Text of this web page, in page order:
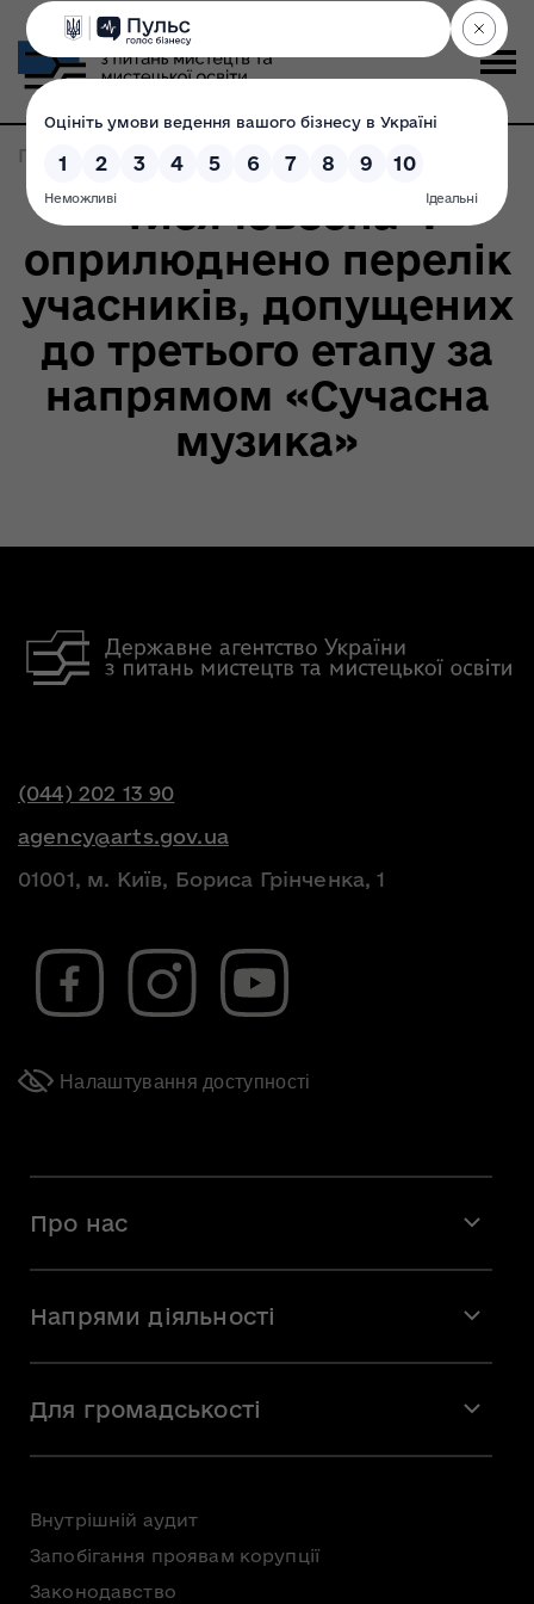
Головна Записи по метке: сучасна музика
«Тисячовесна»:
оприлюднено перелік
учасників, допущених
до третього етапу за
напрямом «Сучасна
музика»
(044) 202 13 90
agency@arts.gov.ua
01001, м. Київ, Бориса Грінченка, 1
Налаштування доступності
Про нас
Команда
Вакансії
Напрями діяльності
Мистецька освіта
Для громадськості
Громадська рада
Консультації з громадськістю
Доступ до публічної інформації
Внутрішній аудит
Запобігання проявам корупції
Законодавство